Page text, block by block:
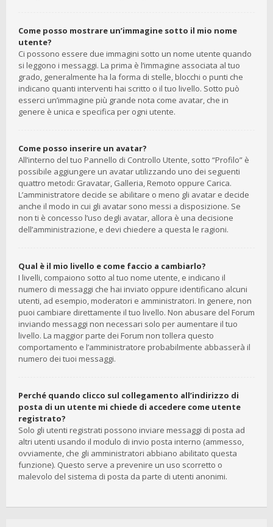
Come posso mostrare un’immagine sotto il mio nome
utente?
Ci possono essere due immagini sotto un nome utente quando
si leggono i messaggi. La prima è l’immagine associata al tuo
grado, generalmente ha la forma di stelle, blocchi o punti che
indicano quanti interventi hai scritto o il tuo livello. Sotto può
esserci un’immagine più grande nota come avatar, che in
genere è unica e specifica per ogni utente.
Come posso inserire un avatar?
All’interno del tuo Pannello di Controllo Utente, sotto “Profilo” è
possibile aggiungere un avatar utilizzando uno dei seguenti
quattro metodi: Gravatar, Galleria, Remoto oppure Carica.
L’amministratore decide se abilitare o meno gli avatar e decide
anche il modo in cui gli avatar sono messi a disposizione. Se
non ti è concesso l’uso degli avatar, allora è una decisione
dell’amministrazione, e devi chiedere a questa le ragioni.
Qual è il mio livello e come faccio a cambiarlo?
I livelli, compaiono sotto al tuo nome utente, e indicano il
numero di messaggi che hai inviato oppure identificano alcuni
utenti, ad esempio, moderatori e amministratori. In genere, non
puoi cambiare direttamente il tuo livello. Non abusare del Forum
inviando messaggi non necessari solo per aumentare il tuo
livello. La maggior parte dei Forum non tollera questo
comportamento e l’amministratore probabilmente abbasserà il
numero dei tuoi messaggi.
Perché quando clicco sul collegamento all’indirizzo di
posta di un utente mi chiede di accedere come utente
registrato?
Solo gli utenti registrati possono inviare messaggi di posta ad
altri utenti usando il modulo di invio posta interno (ammesso,
ovviamente, che gli amministratori abbiano abilitato questa
funzione). Questo serve a prevenire un uso scorretto o
malevolo del sistema di posta da parte di utenti anonimi.